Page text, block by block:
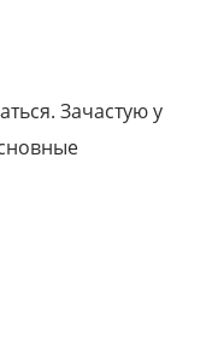
Зачастую у